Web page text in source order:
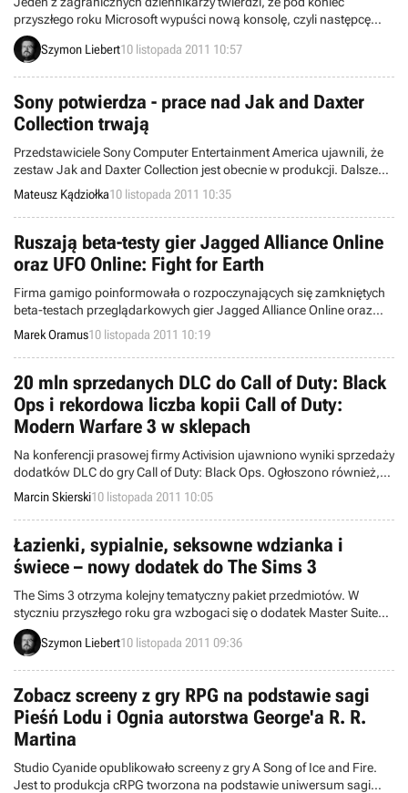
przyszłego roku Microsoft wypuści nową konsolę, czyli następcę
Xboksa. To kolejne plotki na temat zbliżającej się premiery rzekomej
platformy koncernu.
Szymon Liebert10 listopada 2011 10:57
Sony potwierdza - prace nad Jak and Daxter
Collection trwają
Przedstawiciele Sony Computer Entertainment America ujawnili, że
zestaw Jak and Daxter Collection jest obecnie w produkcji. Dalsze
informacje zostaną ujawnione w niedługim czasie.
Mateusz Kądziołka10 listopada 2011 10:35
Ruszają beta-testy gier Jagged Alliance Online
oraz UFO Online: Fight for Earth
Firma gamigo poinformowała o rozpoczynających się zamkniętych
beta-testach przeglądarkowych gier Jagged Alliance Online oraz
UFO Online: Fight for Earth.
Marek Oramus10 listopada 2011 10:19
20 mln sprzedanych DLC do Call of Duty: Black
Ops i rekordowa liczba kopii Call of Duty:
Modern Warfare 3 w sklepach
Na konferencji prasowej firmy Activision ujawniono wyniki sprzedaży
dodatków DLC do gry Call of Duty: Black Ops. Ogłoszono również,
że najnowsza odsłona Call of Duty: Modern Warfare 3 trafiła do
sklepów w rekordowej liczbie egzemplarzy.
Marcin Skierski10 listopada 2011 10:05
Łazienki, sypialnie, seksowne wdzianka i
świece – nowy dodatek do The Sims 3
The Sims 3 otrzyma kolejny tematyczny pakiet przedmiotów. W
styczniu przyszłego roku gra wzbogaci się o dodatek Master Suite
Stuff, zawierający luksusowe wyposażenie łazienek i sypialni oraz
wyjątkowo seksowne wdzianka na romantyczne wieczory przy
Szymon Liebert10 listopada 2011 09:36
Zobacz screeny z gry RPG na podstawie sagi
Pieśń Lodu i Ognia autorstwa George'a R. R.
Martina
Studio Cyanide opublikowało screeny z gry A Song of Ice and Fire.
Jest to produkcja cRPG tworzona na podstawie uniwersum sagi